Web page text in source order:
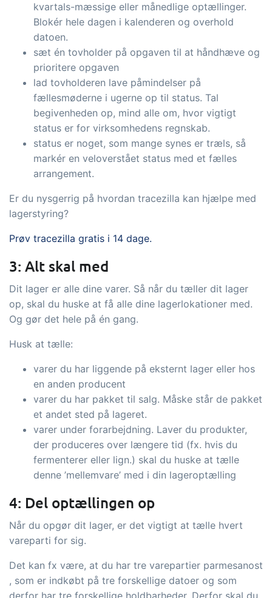
kvartals-mæssige eller månedlige optællinger.
Blokér hele dagen i kalenderen og overhold
datoen.
sæt én tovholder på opgaven til at håndhæve og
prioritere opgaven
lad tovholderen lave påmindelser på
fællesmøderne i ugerne op til status. Tal
begivenheden op, mind alle om, hvor vigtigt
status er for virksomhedens regnskab.
status er noget, som mange synes er træls, så
markér en veloverstået status med et fælles
arrangement.
Er du nysgerrig på hvordan tracezilla kan hjælpe med
lagerstyring?
Prøv tracezilla gratis i 14 dage.
3: Alt skal med
Dit lager er alle dine varer. Så når du tæller dit lager
op, skal du huske at få alle dine lagerlokationer med.
Og gør det hele på én gang.
Husk at tælle:
varer du har liggende på eksternt lager eller hos
en anden producent
varer du har pakket til salg. Måske står de pakket
et andet sted på lageret.
varer under forarbejdning. Laver du produkter,
der produceres over længere tid (fx. hvis du
fermenterer eller lign.) skal du huske at tælle
denne ’mellemvare’ med i din lageroptælling
4: Del optællingen op
Når du opgør dit lager, er det vigtigt at tælle hvert
vareparti for sig.
Det kan fx være, at du har tre varepartier parmesanost
, som er indkøbt på tre forskellige datoer og som
derfor har tre forskellige holdbarheder. Derfor skal du